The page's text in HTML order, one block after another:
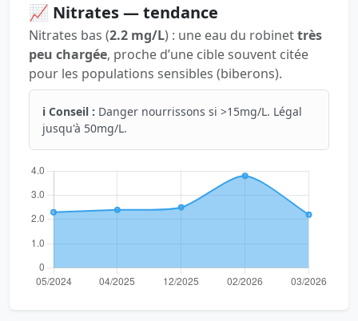
📈 Nitrates — tendance
Nitrates bas (2.2 mg/L) : une eau du robinettrès
peu chargée, proche d’une cible souvent citée
pour les populations sensibles (biberons).
ℹ️ Conseil : Danger nourrissons si >15mg/L. Légal
jusqu'à 50mg/L.